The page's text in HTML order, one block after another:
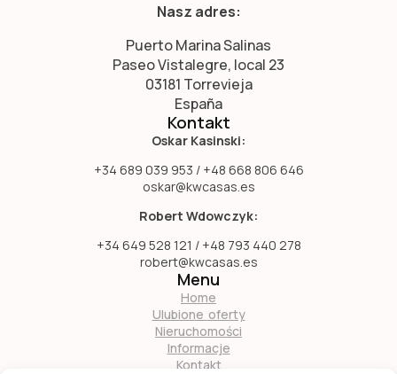
Nasz adres:
Puerto Marina Salinas
Paseo Vistalegre, local 23
03181 Torrevieja
España
Kontakt
Oskar Kasinski:
+34 689 039 953 / +48 668 806 646
oskar@kwcasas.es
Robert Wdowczyk:
+34 649 528 121 / +48 793 440 278
robert@kwcasas.es
Menu
Home
Ulubione oferty
Nieruchomości
Informacje
Kontakt